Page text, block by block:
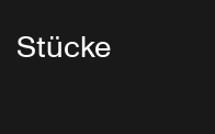
Stücke